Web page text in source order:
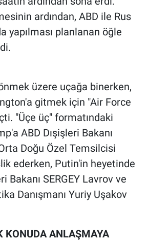
ardından, ABD ile Rus
yapılması planlanan öğle
üzere uçağa binerken,
gitmek için "Air Force
"Üçe üç" formatındaki
ABD Dışişleri Bakanı
Doğu Özel Temsilcisi
ederken, Putin'in heyetinde
Bakanı SERGEY Lavrov ve
Danışmanı Yuriy Uşakov
KONUDA ANLAŞMAYA